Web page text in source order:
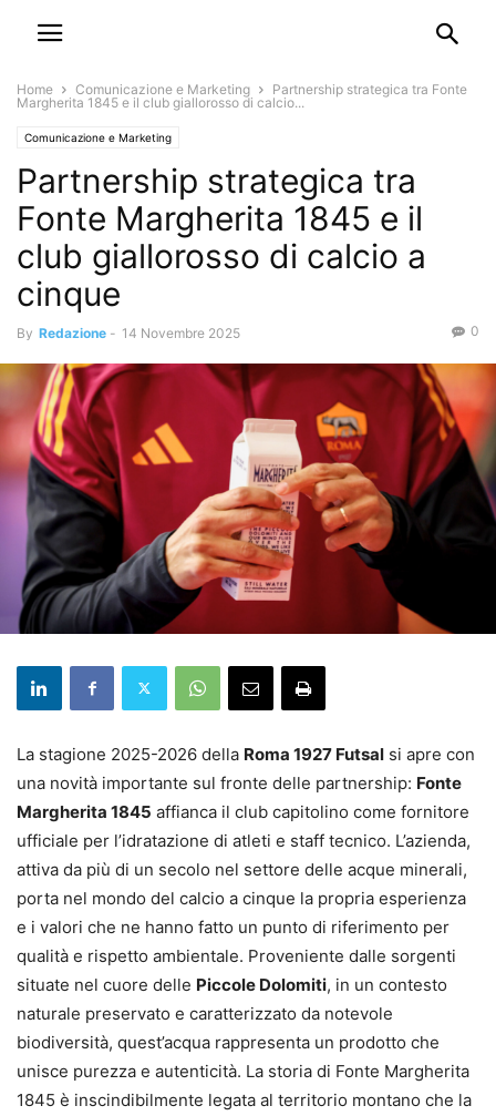
Home Comunicazione e Marketing
Partnership strategica tra Fonte
Margherita 1845 e il club giallorosso di calcio...
Comunicazione e Marketing
Partnership strategica tra
Fonte Margherita 1845 e il
club giallorosso di calcio a
cinque
By Redazione - 14 Novembre 2025 0
La stagione 2025-2026 della Roma 1927 Futsal si apre con
una novità importante sul fronte delle partnership: Fonte
Margherita 1845 affianca il club capitolino come fornitore
ufficiale per l’idratazione di atleti e staff tecnico. L’azienda,
attiva da più di un secolo nel settore delle acque minerali,
porta nel mondo del calcio a cinque la propria esperienza
e i valori che ne hanno fatto un punto di riferimento per
qualità e rispetto ambientale. Proveniente dalle sorgenti
situate nel cuore delle Piccole Dolomiti, in un contesto
naturale preservato e caratterizzato da notevole
biodiversità, quest’acqua rappresenta un prodotto che
unisce purezza e autenticità. La storia di Fonte Margherita
1845 è inscindibilmente legata al territorio montano che la